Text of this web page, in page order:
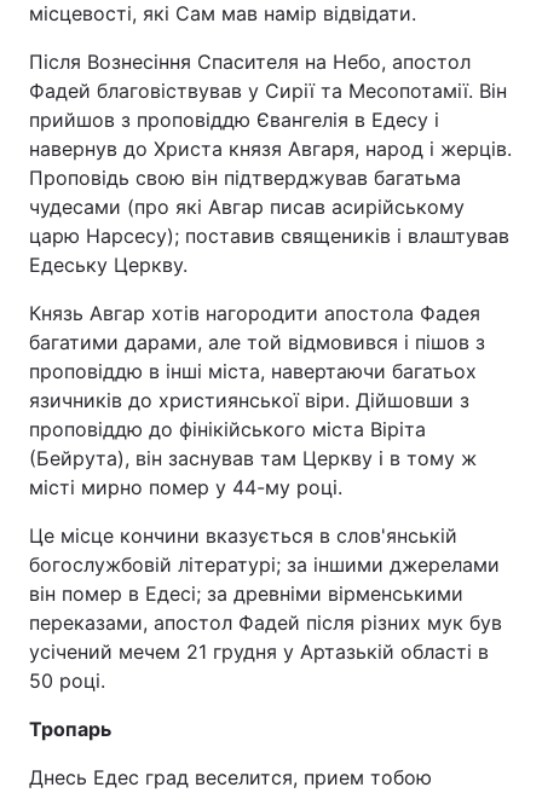
місцевості, які Сам мав намір відвідати.
Після Вознесіння Спасителя на Небо, апостол
Фадей благовіствував у Сирії та Месопотамії. Він
прийшов з проповіддю Євангелія в Едесу і
навернув до Христа князя Авгаря, народ і жерців.
Проповідь свою він підтверджував багатьма
чудесами (про які Авгар писав асирійському
царю Нарсесу); поставив священиків і влаштував
Едеську Церкву.
Князь Авгар хотів нагородити апостола Фадея
багатими дарами, але той відмовився і пішов з
проповіддю в інші міста, навертаючи багатьох
язичників до християнської віри. Дійшовши з
проповіддю до фінікійського міста Віріта
(Бейрута), він заснував там Церкву і в тому ж
місті мирно помер у 44-му році.
Це місце кончини вказується в слов'янській
богослужбовій літературі; за іншими джерелами
він помер в Едесі; за древніми вірменськими
переказами, апостол Фадей після різних мук був
усічений мечем 21 грудня у Артазькій області в
50 році.
Тропарь
Днесь Едес град веселится, прием тобою